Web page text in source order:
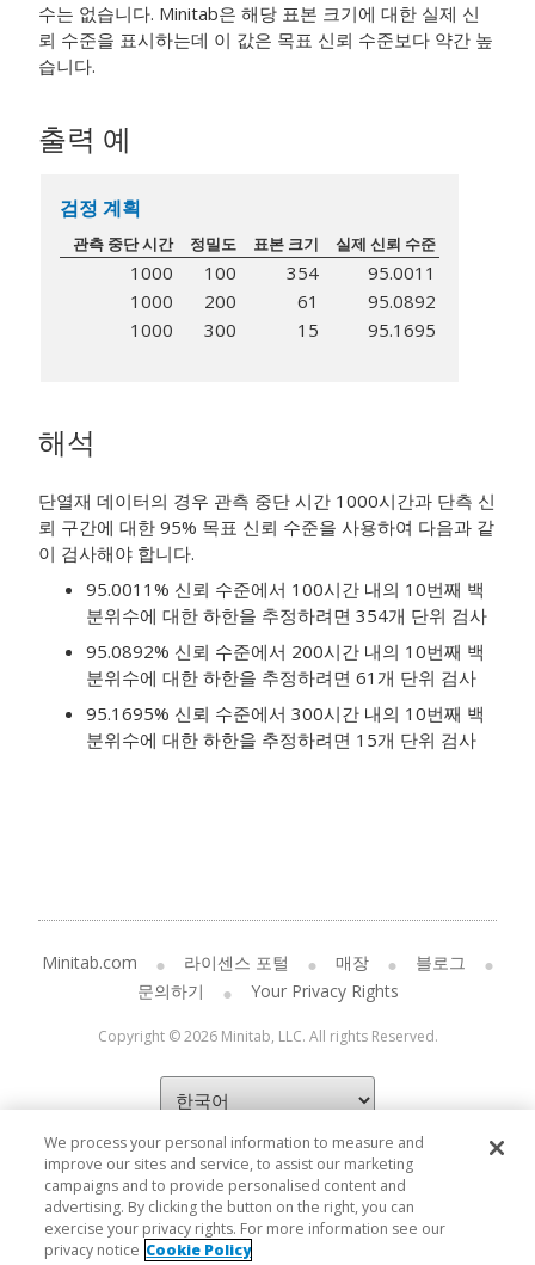
수는 없습니다. Minitab은 해당 표본 크기에 대한 실제 신
뢰 수준을 표시하는데 이 값은 목표 신뢰 수준보다 약간 높
습니다.
출력 예
검정 계획
관측 중단 시간 정밀도 표본 크기 실제 신뢰 수준
1000 100 354
95.0011
1000
200 61
95.0892
1000
300 15 95.1695
해석
단열재 데이터의 경우 관측 중단 시간 1000시간과 단측 신
뢰 구간에 대한 95% 목표 신뢰 수준을 사용하여 다음과 같
이 검사해야 합니다.
95.0011% 신뢰 수준에서 100시간 내의 10번째 백
분위수에 대한 하한을 추정하려면 354개 단위 검사
95.0892% 신뢰 수준에서 200시간 내의 10번째 백
분위수에 대한 하한을 추정하려면 61개 단위 검사
95.1695% 신뢰 수준에서 300시간 내의 10번째 백
분위수에 대한 하한을 추정하려면 15개 단위 검사
Minitab.com 라이센스 포털 매장
블로그
문의하기
Your Privacy Rights
Copyright © 2026 Minitab, LLC. All rights Reserved.
We process your personal information to measure and
improve our sites and service, to assist our marketing
campaigns and to provide personalised content and
advertising. By clicking the button on the right, you can
exercise your privacy rights. For more information see our
privacy notice Cookie Policy